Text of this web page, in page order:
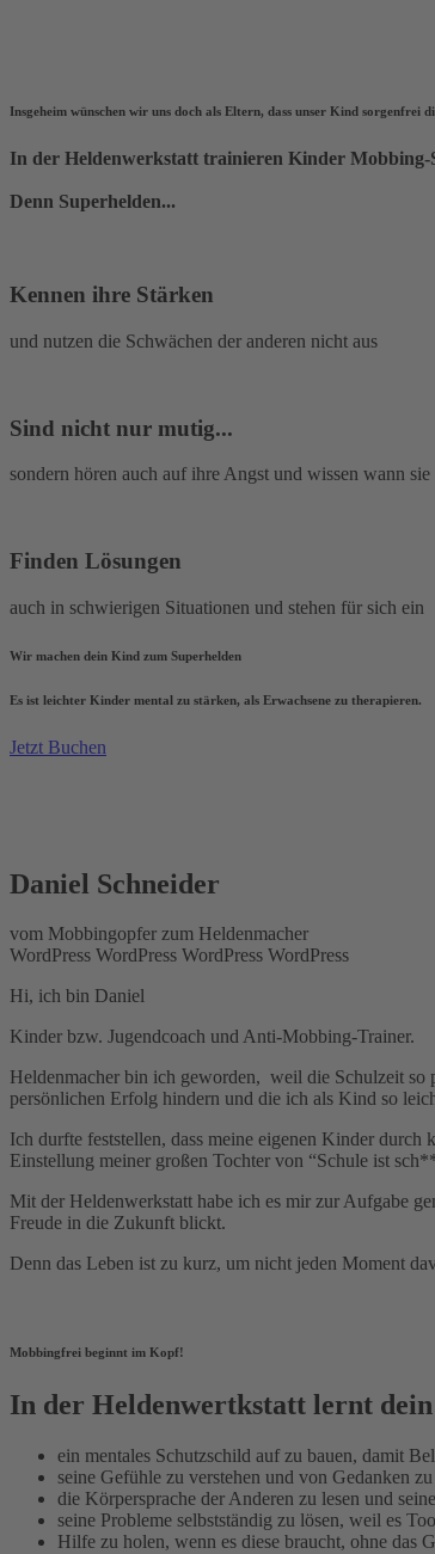
Insgeheim wünschen wir uns doch als Eltern, dass unser Kind sorgenfrei
In der Heldenwerkstatt trainieren Kinder Mobbing-
Denn Superhelden...
Kennen ihre Stärken
und nutzen die Schwächen der anderen nicht aus
Sind nicht nur mutig...
sondern hören auch auf ihre Angst und wissen wann
Finden Lösungen
auch in schwierigen Situationen und stehen für sich ein
Wir machen dein Kind zum Superhelden
Es ist leichter Kinder mental zu stärken, als Erwachsene zu therapieren.
Jetzt Buchen
Daniel Schneider
vom Mobbingopfer zum Heldenmacher
WordPress WordPress WordPress WordPress
Hi, ich bin Daniel
Kinder bzw. Jugendcoach und Anti-Mobbing-Trainer.
Heldenmacher bin ich geworden, weil die Schulzeit so
persönlichen Erfolg hindern und die ich als Kind so
Ich durfte feststellen, dass meine eigenen Kinder
Einstellung meiner großen Tochter von “Schule ist
Mit der Heldenwerkstatt habe ich es mir zur Aufgabe
Freude in die Zukunft blickt.
Denn das Leben ist zu kurz, um nicht jeden Moment
Mobbingfrei beginnt im Kopf!
In der Heldenwertkstatt lernt
ein mentales Schutzschild auf zu bauen, damit
seine Gefühle zu verstehen und von Gedanken
die Körpersprache der Anderen zu lesen und
seine Probleme selbstständig zu lösen, weil es
Hilfe zu holen, wenn es diese braucht, ohne das